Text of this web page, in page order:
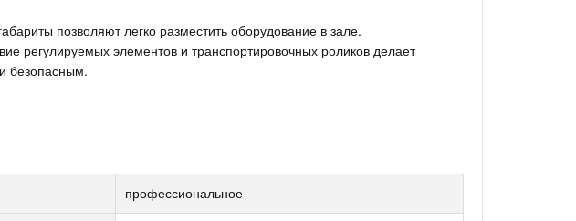
позволяют легко разместить оборудование в зале.
регулируемых элементов и транспортировочных роликов делает
безопасным.
профессиональное